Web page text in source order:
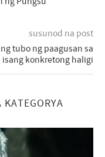
susunod na post
tubo ng paagusan sa
isang konkretong haligi